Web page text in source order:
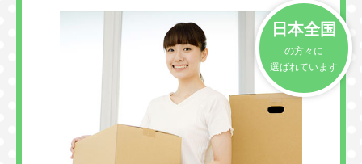
日本全国
の方々に
選ばれています